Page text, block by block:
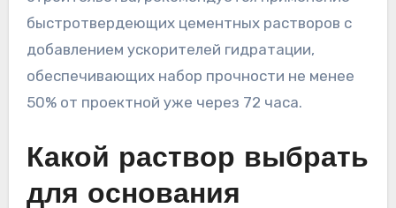
быстротвердеющих цементных растворов с
добавлением ускорителей гидратации,
обеспечивающих набор прочности не менее
50% от проектной уже через 72 часа.
Какой раствор выбрать
для основания